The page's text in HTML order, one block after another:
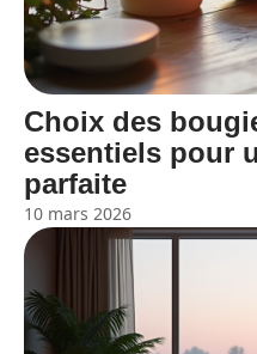
Choix des
essentiels pour
parfaite
10 mars 2026